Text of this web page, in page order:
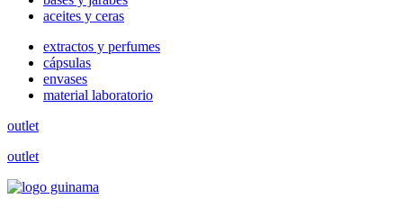
aceites y ceras
extractos y perfumes
cápsulas
envases
material laboratorio
outlet
outlet